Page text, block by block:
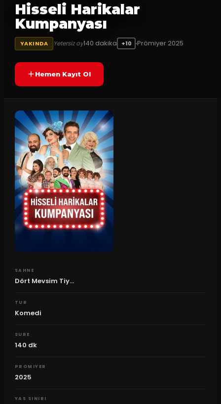
Hisseli Harikalar
Kumpanyası
YAKINDA Yetersiz oy140 dakika +10 Prömiyer 2025
Hemen Kayıt Ol
SAHNE
Dört Mevsim Tiy...
TUR
Komedi
SURE
140 dk
PROMIYER
2025
YAS SINIRI